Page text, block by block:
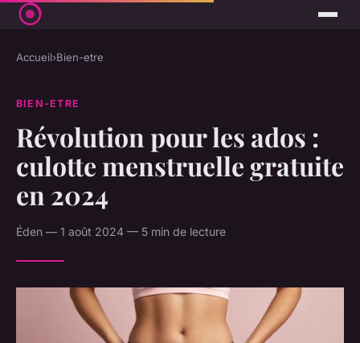
Accueil›Bien-etre
BIEN-ETRE
Révolution pour les ados :
culotte menstruelle gratuite
en 2024
Éden — 1 août 2024 — 5 min de lecture